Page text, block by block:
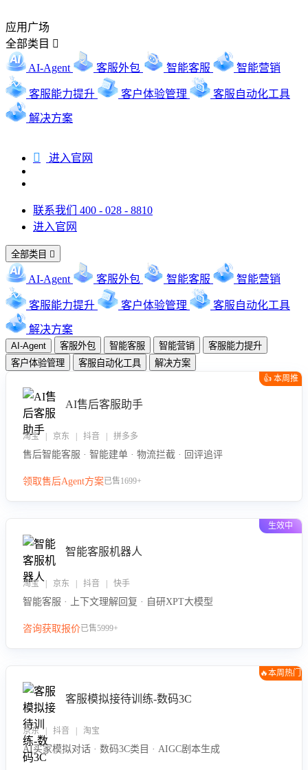
应用广场
全部类目 
AI-Agent 客服外包 智能客服 智能营销
客服能力提升 客户体验管理 客服自动化工具
解决方案
 进入官网
联系我们 400 - 028 - 8810
进入官网
全部类目 
AI-Agent 客服外包 智能客服 智能营销
客服能力提升 客户体验管理 客服自动化工具
解决方案
AI-Agent 客服外包 智能客服 智能营销
客服能力提升
客户体验管理
客服自动化工具 解决方案
👍 本周推
AI售后客服助手
淘宝 | 京东 | 抖音 | 拼多多
售后智能客服 · 智能建单 · 物流拦截 · 回评追评
领取售后Agent方案已售1699+
生效中
智能客服机器人
淘宝 | 京东 | 抖音 | 快手
智能客服 · 上下文理解回复 · 自研XPT大模型
咨询获取报价已售5999+
🔥本周热门
客服模拟接待训练-数码3C
京东 | 抖音 | 淘宝
AI买家模拟对话 · 数码3C类目 · AIGC剧本生成